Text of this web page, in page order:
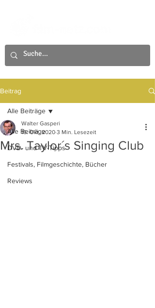
Beitrag
Alle Beiträge
DVD- und TV-Tipps
Festivals, Filmgeschichte, Bücher
Reviews
Alle Beiträge
Mrs. Taylor´s Singing Club
Walter Gasperi
16. Okt. 2020 3 Min. Lesezeit